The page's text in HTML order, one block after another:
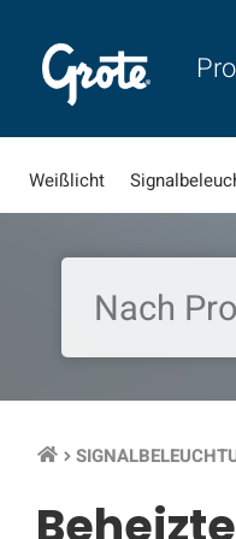
Weißlicht
keyboard_arrow_right